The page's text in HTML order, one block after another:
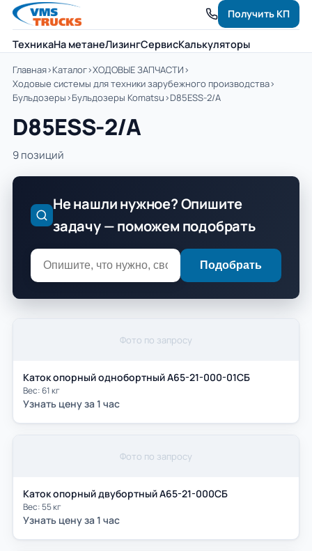
ТехникаНа метанеЛизингСервисКалькуляторы
Получить КП
Главная›Каталог›ХОДОВЫЕ ЗАПЧАСТИ›
Ходовые системы для техники зарубежного производства›
Бульдозеры›Бульдозеры Komatsu›D85ЕSS-2/A
D85ЕSS-2/A
9 позиций
Не нашли нужное? Опишите
задачу — поможем подобрать
Подобрать
Фото по запросу
Каток опорный однобортный А65-21-000-01СБ
Вес: 61 кг
Узнать цену за 1 час
Фото по запросу
Каток опорный двубортный А65-21-000СБ
Вес: 55 кг
Узнать цену за 1 час